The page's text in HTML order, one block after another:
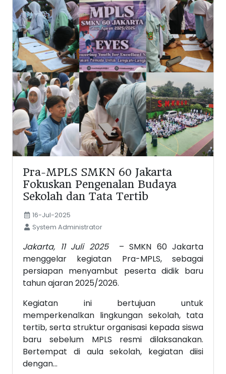
Pra-MPLS SMKN 60 Jakarta
Fokuskan Pengenalan Budaya
Sekolah dan Tata Tertib
16-Jul-2025
System Administrator
Jakarta, 11 Juli 2025– SMKN 60 Jakarta
menggelar kegiatan Pra-MPLS, sebagai
persiapan menyambut peserta didik baru
tahun ajaran 2025/2026.
Kegiatan ini bertujuan untuk
memperkenalkan lingkungan sekolah, tata
tertib, serta struktur organisasi kepada siswa
baru sebelum MPLS resmi dilaksanakan.
Bertempat di aula sekolah, kegiatan diisi
dengan...